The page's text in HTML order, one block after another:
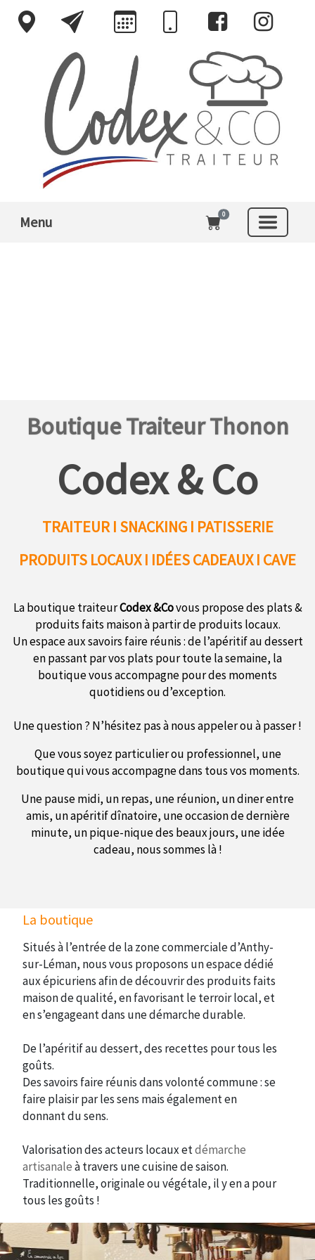
Menu 0
Boutique Traiteur Thonon
Codex & Co
TRAITEUR I SNACKING I PATISSERIE
PRODUITS LOCAUXI IDÉES CADEAUX I CAVE
La boutique traiteurCodex &Covous propose des plats &
produits faits maison à partir de produits locaux.
Un espace aux savoirs faire réunis : de l’apéritif au dessert
en passant par vos plats pour toute la semaine, la
boutique vous accompagne pour des moments
quotidiens ou d’exception.
Une question ? N’hésitez pas à nous appeler ou à passer !
Que vous soyez particulier ou professionnel, une
boutique qui vous accompagne dans tous vos moments.
Une pause midi, un repas, une réunion, un diner entre
amis, un apéritif dînatoire, une occasion de dernière
minute, un pique-nique des beaux jours, une idée
cadeau, nous sommes là !
La boutique
Situés à l’entrée de la zone commerciale d’Anthy-
sur-Léman, nous vous proposons un espace dédié
aux épicuriens afin de découvrir des produits faits
maison de qualité, en favorisant le terroir local, et
en s’engageant dans une démarche durable.
De l’apéritif au dessert, des recettes pour tous les
goûts.
Des savoirs faire réunis dans volonté commune : se
faire plaisir par les sens mais également en
donnant du sens.
Valorisation des acteurs locaux etdémarche
artisanaleà travers une cuisine de saison.
Traditionnelle, originale ou végétale, il y en a pour
tous les goûts !